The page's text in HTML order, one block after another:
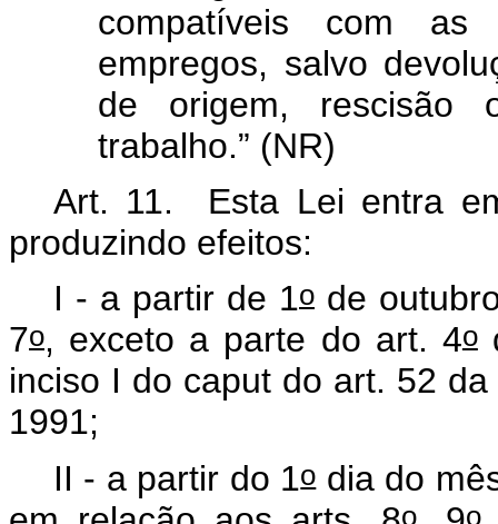
compatíveis com as
empregos, salvo
de origem, rescisão
trabalho.” (NR)
Art. 11. Esta Lei entra
produzindo efeitos:
I - a partir de 1o de
7o, exceto a parte do art. 4o
inciso I do caput do art. 52 da
1991;
II - a partir do 1odia do
o o